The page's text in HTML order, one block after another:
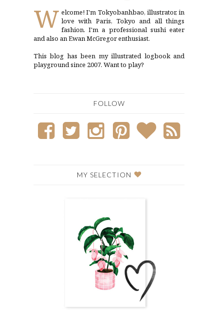
W elcome! I'm Tokyobanhbao, illustrator, in
love with Paris, Tokyo and all things
fashion. I'm a professional sushi eater
and also an Ewan McGregor enthusiast.
This blog has been my illustrated logbook and
playground since 2007. Want to play?
FOLLOW
MY SELECTION